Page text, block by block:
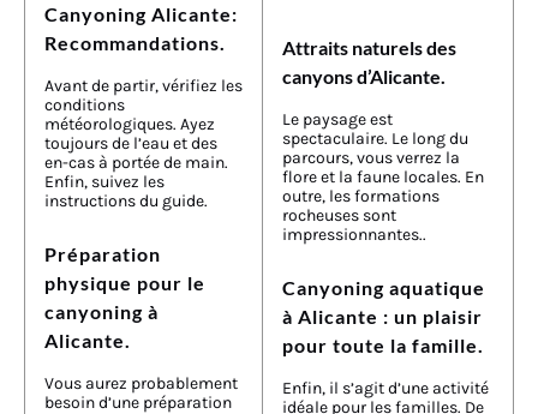
Canyoning Alicante:
Recommandations.
Avant de partir, vérifiez les
conditions
météorologiques. Ayez
toujours de l’eau et des
en-cas à portée de main.
Enfin, suivez les
instructions du guide.
Préparation
physique pour le
canyoning à
Alicante.
Vous aurez probablement
besoin d’une préparation
Attraits naturels des
canyons d’Alicante.
Le paysage est
spectaculaire. Le long du
parcours, vous verrez la
flore et la faune locales. En
outre, les formations
rocheuses sont
impressionnantes..
Canyoning aquatique
à Alicante : un plaisir
pour toute la famille.
Enfin, il s’agit d’une activité
idéale pour les familles. De